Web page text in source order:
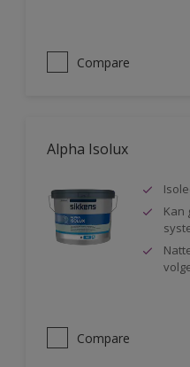
Compare
Alpha Isolux
Kan
Compare